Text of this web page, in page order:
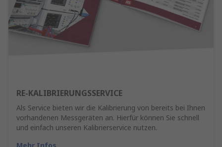
RE-KALIBRIERUNGSSERVICE
Als Service bieten wir die Kalibrierung von bereits bei Ihnen
vorhandenen Messgeräten an. Hierfür können Sie schnell
und einfach unseren Kalibrierservice nutzen.